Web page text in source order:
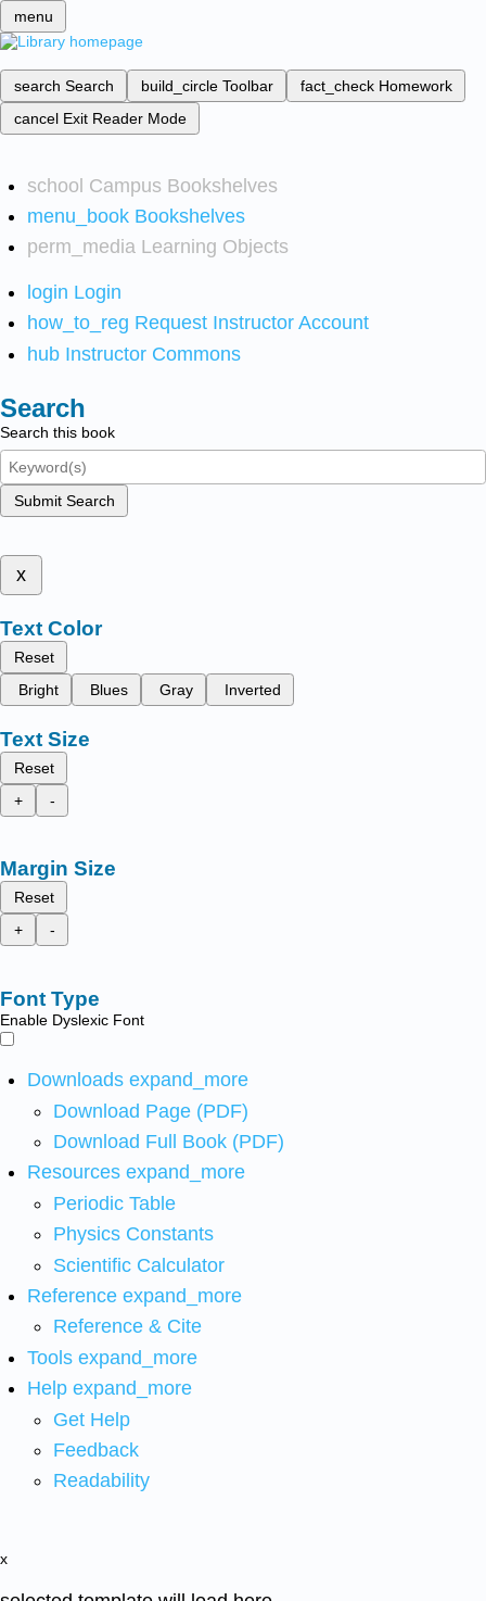
menu
search Search build_circle Toolbar fact_check Homework
cancel Exit Reader Mode
school Campus Bookshelves
menu_book Bookshelves
perm_media Learning Objects
login Login
how_to_reg Request Instructor Account
hub Instructor Commons
Search
Search this book
Submit Search
x
Text Color
Reset
Bright
Blues Gray Inverted
Text Size
Reset
+
-
Margin Size
Reset
+
-
Font Type
Enable Dyslexic Font
Downloads expand_more
Download Page (PDF)
Download Full Book (PDF)
Resources expand_more
Periodic Table
Physics Constants
Scientific Calculator
Reference expand_more
Reference & Cite
Tools expand_more
Help expand_more
Get Help
Feedback
Readability
x